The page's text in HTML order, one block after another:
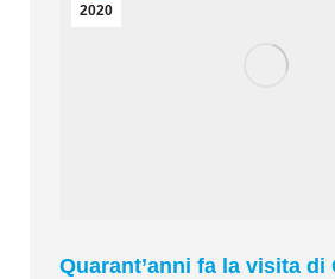
2020
Quarant’anni fa la visita di